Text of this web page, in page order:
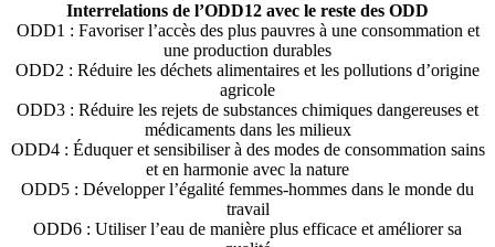
Interrelations de l’ODD12 avec le reste des ODD
ODD1 : Favoriser l’accès des plus pauvres à une consommation et
une production durables
ODD2 : Réduire les déchets alimentaires et les pollutions d’origine
agricole
ODD3 : Réduire les rejets de substances chimiques dangereuses et
médicaments dans les milieux
ODD4 : Éduquer et sensibiliser à des modes de consommation sains
et en harmonie avec la nature
ODD5 : Développer l’égalité femmes-hommes dans le monde du
travail
ODD6 : Utiliser l’eau de manière plus efficace et améliorer sa